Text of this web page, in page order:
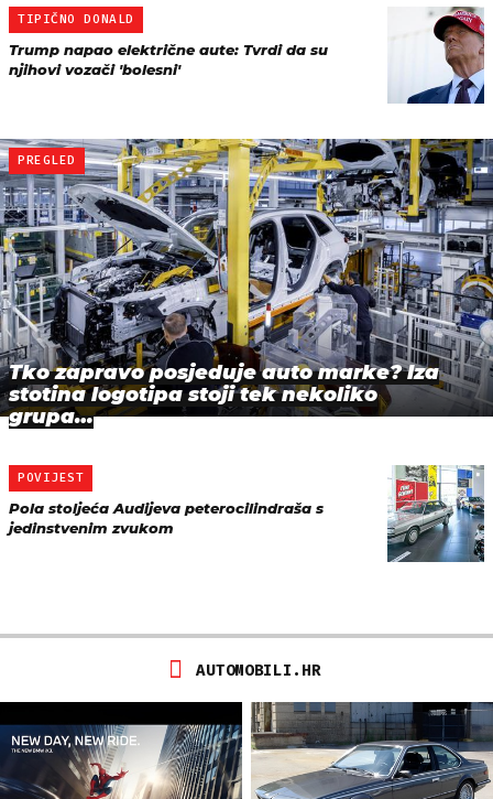
TIPIČNO DONALD
Trump napao električne aute: Tvrdi da su
njihovi vozači 'bolesni'
PREGLED
Tko zapravo posjeduje auto marke? Iza
stotina logotipa stoji tek nekoliko
grupa…
POVIJEST
Pola stoljeća Audijeva peterocilindraša s
jedinstvenim zvukom